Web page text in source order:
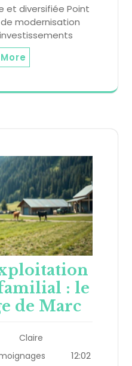
et diversifiée Point
modernisation
: le
de Marc
Claire
12:02